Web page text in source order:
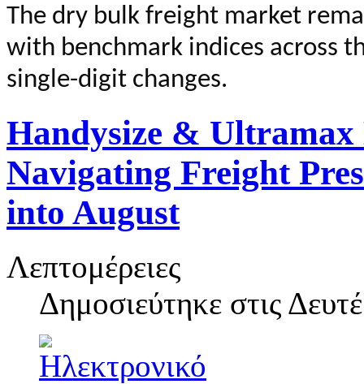
The dry bulk freight market
with benchmark indices across
single-digit changes.
Handysize & Ultramax
Navigating Freight
into August
Λεπτομέρειες
Δημοσιεύτηκε στις